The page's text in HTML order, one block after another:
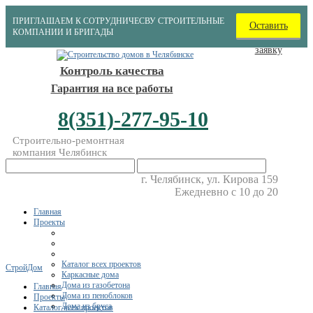
ПРИГЛАШАЕМ К СОТРУДНИЧЕСВУ СТРОИТЕЛЬНЫЕ
КОМПАНИИ И БРИГАДЫ
Оставить
заявку
Контроль качества
Гарантия на все работы
8(351)-277-95-10
Строительно-ремонтная
компания Челябинск
г. Челябинск, ул. Кирова 159
Ежедневно с 10 до 20
Главная
Проекты
Каталог всех проектов
Каркасные дома
Дома из газобетона
Дома из пеноблоков
Дома из бруса
СтройДом
Главная
Проекты
Каталог всех проектов